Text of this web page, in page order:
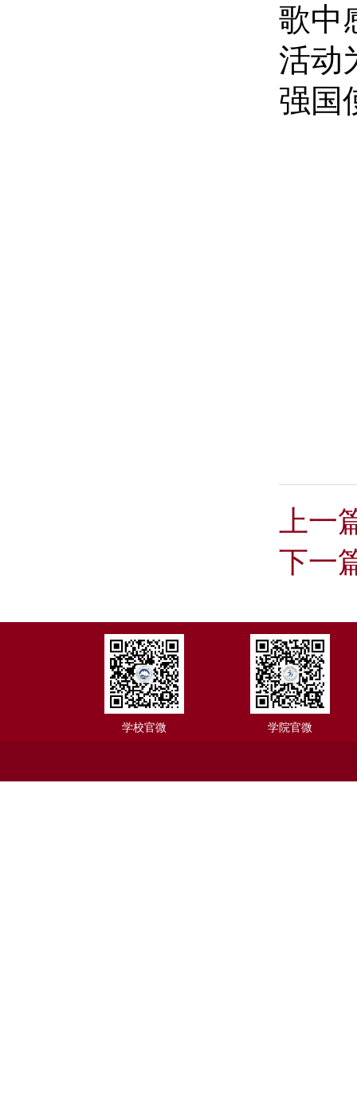
歌中
活动
强国
上一
下一
学校官微 学院官微